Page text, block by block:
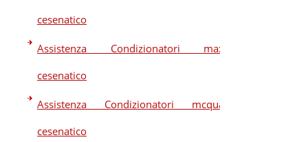
cesenatico
Assistenza Condizionatori maxa
cesenatico
Assistenza Condizionatori mcquay
cesenatico